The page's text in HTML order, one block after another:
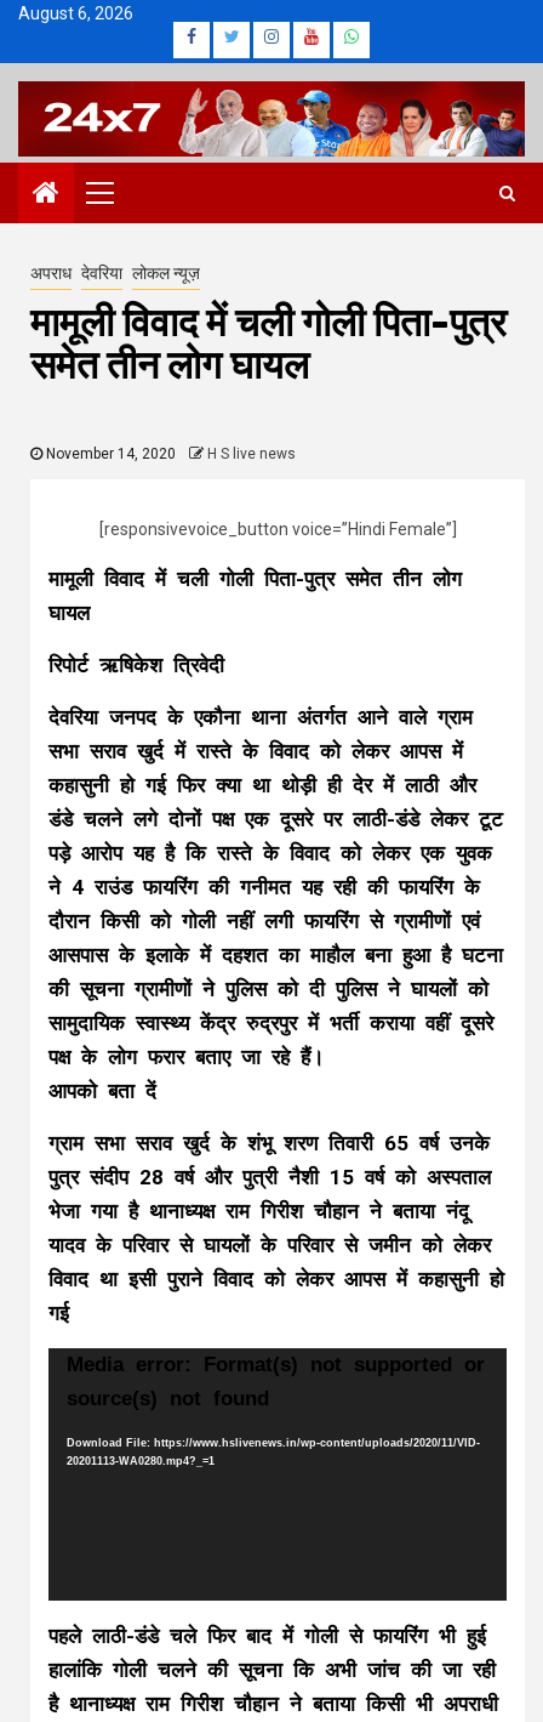
Skip
content
August 6, 2026
Facebook
Twitter
Instagram
Youtube
Whatsapp
Primary
Menu
अपराध देवरिया लोकल न्यूज़
मामूली विवाद में चली गोली पिता-पुत्र
समेत तीन लोग घायल
November 14, 2020 H S live news
[responsivevoice_button voice=”Hindi Female”]
मामूली विवाद में चली गोली पिता-पुत्र समेत तीन लोग
घायल
रिपोर्ट ऋषिकेश त्रिवेदी
देवरिया जनपद के एकौना थाना अंतर्गत आने वाले ग्राम
सभा सराव खुर्द में रास्ते के विवाद को लेकर आपस में
कहासुनी हो गई फिर क्या था थोड़ी ही देर में लाठी और
डंडे चलने लगे दोनों पक्ष एक दूसरे पर लाठी-डंडे लेकर टूट
पड़े आरोप यह है कि रास्ते के विवाद को लेकर एक युवक
ने 4 राउंड फायरिंग की गनीमत यह रही की फायरिंग के
दौरान किसी को गोली नहीं लगी फायरिंग से ग्रामीणों एवं
आसपास के इलाके में दहशत का माहौल बना हुआ है घटना
की सूचना ग्रामीणों ने पुलिस को दी पुलिस ने घायलों को
सामुदायिक स्वास्थ्य केंद्र रुद्रपुर में भर्ती कराया वहीं दूसरे
पक्ष के लोग फरार बताए जा रहे हैं।
आपको बता दें
ग्राम सभा सराव खुर्द के शंभू शरण तिवारी 65 वर्ष उनके
पुत्र संदीप 28 वर्ष और पुत्री नैशी 15 वर्ष को अस्पताल
भेजा गया है थानाध्यक्ष राम गिरीश चौहान ने बताया नंदू
यादव के परिवार से घायलों के परिवार से जमीन को लेकर
विवाद था इसी पुराने विवाद को लेकर आपस में कहासुनी हो
गई
Video
Media error: Format(s) not supported or
source(s) not found
Download File: https://www.hslivenews.in/wp-content/uploads/2020/11/VID-
20201113-WA0280.mp4?_=1
पहले लाठी-डंडे चले फिर बाद में गोली से फायरिंग भी हुई
हालांकि गोली चलने की सूचना कि अभी जांच की जा रही
है थानाध्यक्ष राम गिरीश चौहान ने बताया किसी भी अपराधी